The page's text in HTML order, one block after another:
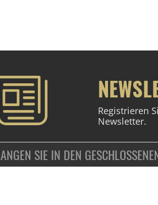
Registrieren
Newsletter.
SIE IN DEN